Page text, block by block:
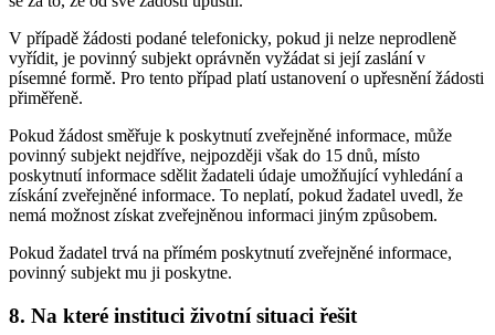
V případě žádosti podané telefonicky, pokud ji nelze neprodleně
vyřídit, je povinný subjekt oprávněn vyžádat si její zaslání v
písemné formě. Pro tento případ platí ustanovení o upřesnění žádosti
přiměřeně.
Pokud žádost směřuje k poskytnutí zveřejněné informace, může
povinný subjekt nejdříve, nejpozději však do 15 dnů, místo
poskytnutí informace sdělit žadateli údaje umožňující vyhledání a
získání zveřejněné informace. To neplatí, pokud žadatel uvedl, že
nemá možnost získat zveřejněnou informaci jiným způsobem.
Pokud žadatel trvá na přímém poskytnutí zveřejněné informace,
povinný subjekt mu ji poskytne.
8. Na které instituci životní situaci řešit